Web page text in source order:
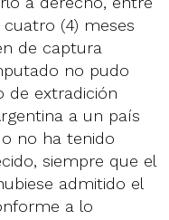
(4) meses
de captura
no pudo
de extradición
a un país
no ha tenido
siempre que el
admitido el
a lo